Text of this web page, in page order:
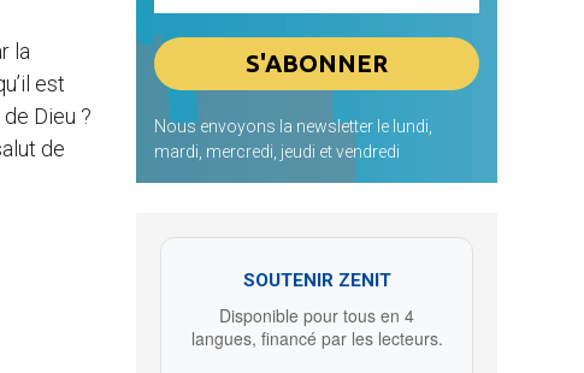
la
est
Dieu ?
de
Nous envoyons la newsletter le lundi,
mardi, mercredi, jeudi et vendredi
SOUTENIR ZENIT
Disponible pour tous en 4
langues, financé par les lecteurs.